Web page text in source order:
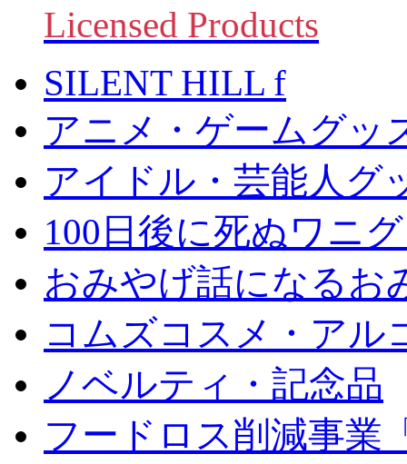
Licensed Products
SILENT HILL f
アニメ・ゲームグッ
アイドル・芸能人グ
100日後に死ぬワニ
おみやげ話になるお
コムズコスメ・アル
ノベルティ・記念品
フードロス削減事業